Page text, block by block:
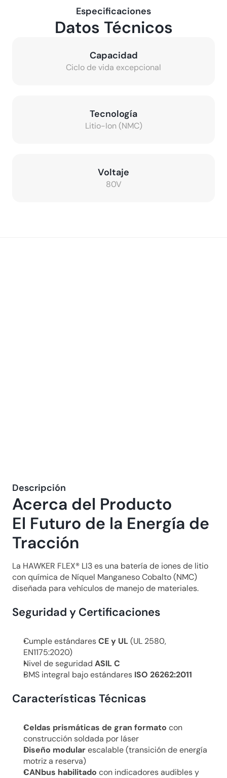
Especificaciones
Datos Técnicos
Capacidad
Ciclo de vida excepcional
Tecnología
Litio-Ion (NMC)
Voltaje
80V
Descripción
Acerca del Producto
El Futuro de la Energía de
Tracción
La HAWKER FLEX® LI3 es una batería de iones de litio
con química de Níquel Manganeso Cobalto (NMC)
diseñada para vehículos de manejo de materiales.
Seguridad y Certificaciones
Cumple estándares CE y UL (UL 2580,
EN1175:2020)
Nivel de seguridad ASIL C
BMS integral bajo estándares ISO 26262:2011
Características Técnicas
Celdas prismáticas de gran formato con
construcción soldada por láser
Diseño modular escalable (transición de energía
motriz a reserva)
CANbus habilitado con indicadores audibles y